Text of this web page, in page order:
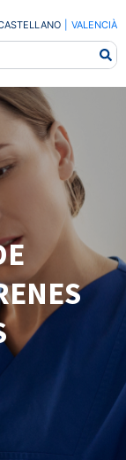
VALENCIÀ